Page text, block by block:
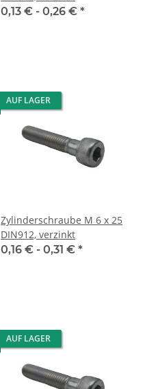
0,13 € - 0,26 € *
AUF LAGER
Zylinderschraube M 6 x 25
DIN912, verzinkt
0,16 € - 0,31 € *
AUF LAGER